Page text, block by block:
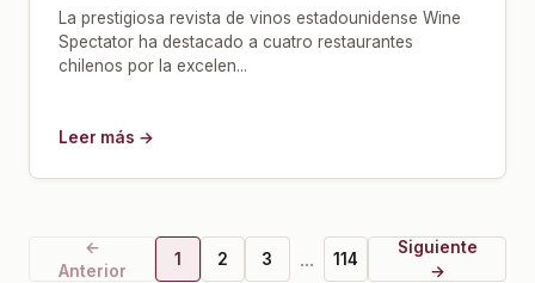
La prestigiosa revista de vinos estadounidense Wine
Spectator ha destacado a cuatro restaurantes
chilenos por la excelen...
Leer más →
←
Anterior
1 2 3 ... 114
Siguiente
→